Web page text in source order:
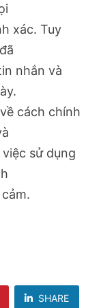
xác. Tuy
nhắn và
cách chính
sử dụng
SHARE